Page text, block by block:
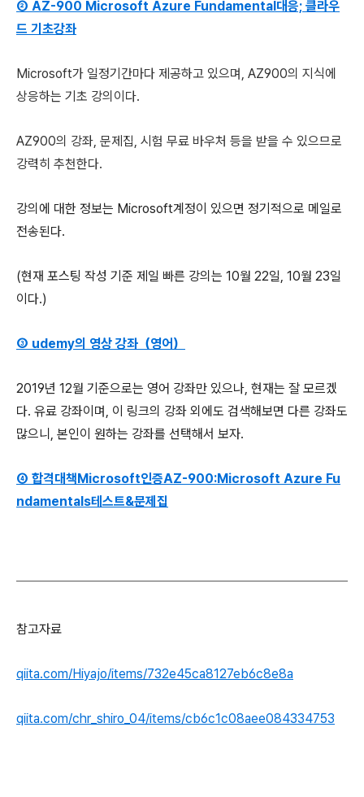
② AZ-900 Microsoft Azure Fundamental대응; 클라우
드 기초강좌
Microsoft가 일정기간마다 제공하고 있으며, AZ900의 지식에
상응하는 기초 강의이다.
AZ900의 강좌, 문제집, 시험 무료 바우처 등을 받을 수 있으므로
강력히 추천한다.
강의에 대한 정보는 Microsoft계정이 있으면 정기적으로 메일로
전송된다.
(현재 포스팅 작성 기준 제일 빠른 강의는 10월 22일, 10월 23일
이다.)
③ udemy의 영상 강좌（영어）
2019년 12월 기준으로는 영어 강좌만 있으나, 현재는 잘 모르겠
다. 유료 강좌이며, 이 링크의 강좌 외에도 검색해보면 다른 강좌도
많으니, 본인이 원하는 강좌를 선택해서 보자.
④ 합격대책Microsoft인증AZ-900:Microsoft Azure Fu
ndamentals테스트&문제집
참고자료
qiita.com/Hiyajo/items/732e45ca8127eb6c8e8a
qiita.com/chr_shiro_04/items/cb6c1c08aee084334753